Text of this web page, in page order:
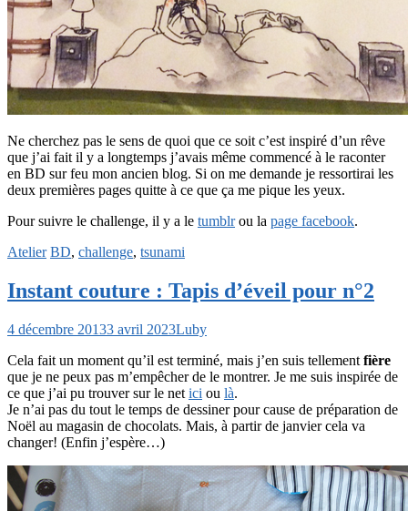
Ne cherchez pas le sens de quoi que ce soit c’est inspiré d’un rêve
que j’ai fait il y a longtemps j’avais même commencé à le raconter
en BD sur feu mon ancien blog. Si on me demande je ressortirai les
deux premières pages quitte à ce que ça me pique les yeux.
Pour suivre le challenge, il y a le tumblrou la page facebook.
Atelier BD, challenge, tsunami
Instant couture : Tapis d’éveil pour n°2
4 décembre 20133 avril 2023Luby
Cela fait un moment qu’il est terminé, mais j’en suis tellement fière
que je ne peux pas m’empêcher de le montrer. Je me suis inspirée de
ce que j’ai pu trouver sur le net ici ou là.
Je n’ai pas du tout le temps de dessiner pour cause de préparation de
Noël au magasin de chocolats. Mais, à partir de janvier cela va
changer! (Enfin j’espère…)